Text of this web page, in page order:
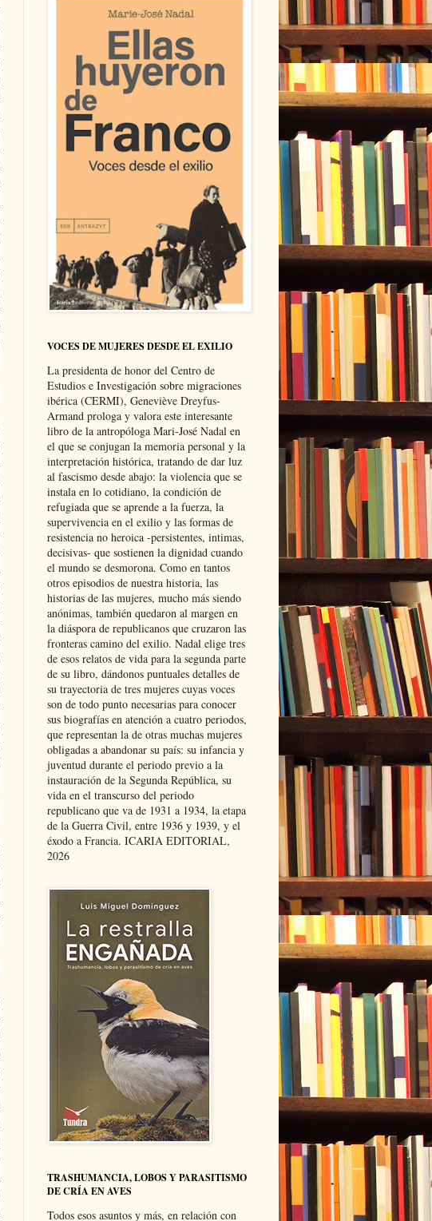
VOCES DE MUJERES DESDE EL EXILIO
La presidenta de honor del Centro de
Estudios e Investigación sobre migraciones
ibérica (CERMI), Geneviève Dreyfus-
Armand prologa y valora este interesante
libro de la antropóloga Mari-José Nadal en
el que se conjugan la memoria personal y la
interpretación histórica, tratando de dar luz
al fascismo desde abajo: la violencia que se
instala en lo cotidiano, la condición de
refugiada que se aprende a la fuerza, la
supervivencia en el exilio y las formas de
resistencia no heroica -persistentes, intimas,
decisivas- que sostienen la dignidad cuando
el mundo se desmorona. Como en tantos
otros episodios de nuestra historia, las
historias de las mujeres, mucho más siendo
anónimas, también quedaron al margen en
la diáspora de republicanos que cruzaron las
fronteras camino del exilio. Nadal elige tres
de esos relatos de vida para la segunda parte
de su libro, dándonos puntuales detalles de
su trayectoria de tres mujeres cuyas voces
son de todo punto necesarias para conocer
sus biografías en atención a cuatro periodos,
que representan la de otras muchas mujeres
obligadas a abandonar su país: su infancia y
juventud durante el periodo previo a la
instauración de la Segunda República, su
vida en el transcurso del periodo
republicano que va de 1931 a 1934, la etapa
de la Guerra Civil, entre 1936 y 1939, y el
éxodo a Francia. ICARIA EDITORIAL,
2026
TRASHUMANCIA, LOBOS Y PARASITISMO
DE CRÍA EN AVES
Todos esos asuntos y más, en relación con